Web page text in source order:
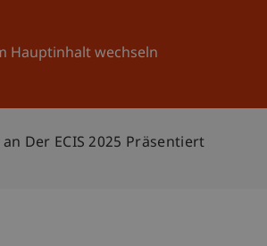
Hauptinhalt wechseln
Aktuelles
Der ECIS 2025 Präsentiert